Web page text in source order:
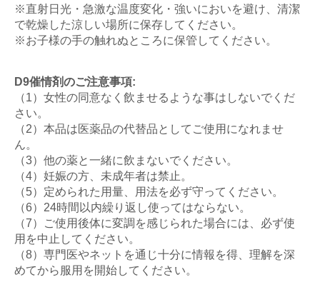
※直射日光・急激な温度変化・強いにおいを避け、清潔
で乾燥した涼しい場所に保存してください。
※お子様の手の触れぬところに保管してください。
D9催情剤のご注意事項:
（1）女性の同意なく飲ませるような事はしないでくだ
さい。
（2）本品は医薬品の代替品としてご使用になれませ
ん。
（3）他の薬と一緒に飲まないでください。
（4）妊娠の方、未成年者は禁止。
（5）定められた用量、用法を必ず守ってください。
（6）24時間以内繰り返し使ってはならない。
（7）ご使用後体に変調を感じられた場合には、必ず使
用を中止してください。
（8）専門医やネットを通じ十分に情報を得、理解を深
めてから服用を開始してください。